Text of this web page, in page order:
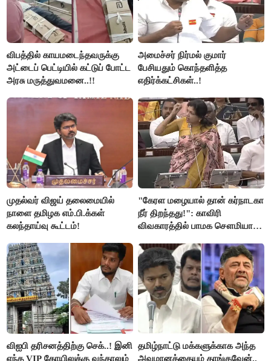
விபத்தில் காயமடைந்தவருக்கு
அட்டைப் பெட்டியில் கட்டுப் போட்ட
அரசு மருத்துவமனை..!!
அமைச்சர் நிர்மல் குமார்
பேசியதும் கொந்தளித்த
எதிர்க்கட்சிகள்..!
முதல்வர் விஜய் தலைமையில்
நாளை தமிழக எம்.பி.க்கள்
கலந்தாய்வு கூட்டம்!
"கேரள மழையால் தான் கர்நாடகா
நீர் திறந்தது!": காவிரி
விவகாரத்தில் பாமக சௌமியா
விஐபி தரிசனத்திற்கு செக்..! இனி
எந்த VIP கோயிலுக்கு வந்தாலும்
தமிழ்நாட்டு மக்களுக்காக அந்த
அவமானத்தையும் தாங்குவேன்..